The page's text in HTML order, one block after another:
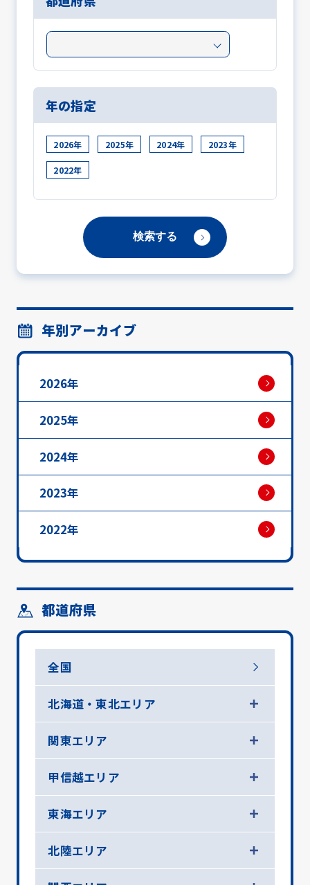
年の指定
2026年 2025年 2024年 2023年
2022年
年別アーカイブ
2026年
2025年
2024年
2023年
2022年
都道府県
全国
北海道・東北エリア
関東エリア
甲信越エリア
東海エリア
北陸エリア